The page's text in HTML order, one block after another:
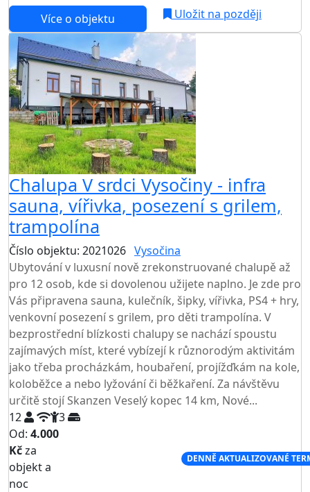
Více o objektu Uložit na později
Chalupa V srdci Vysočiny - infra
sauna, vířivka, posezení s grilem,
trampolína
Číslo objektu: 2021026 Vysočina
Ubytování v luxusní nově zrekonstruované chalupě až
pro 12 osob, kde si dovolenou užijete naplno. Je zde pro
Vás připravena sauna, kulečník, šipky, vířivka, PS4 + hry,
venkovní posezení s grilem, pro děti trampolína. V
bezprostřední blízkosti chalupy se nachází spoustu
zajímavých míst, které vybízejí k různorodým aktivitám
jako třeba procházkám, houbaření, projížďkám na kole,
koloběžce a nebo lyžování či běžkaření. Za návštěvu
určitě stojí Skanzen Veselý kopec 14 km, Nové...
12
3
Od: 4.000
Kčza
objekt a
noc
DENNĚ AKTUALIZOVANÉ